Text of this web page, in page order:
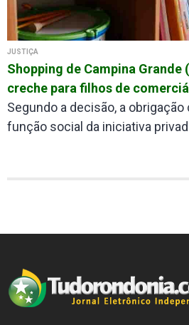
JUSTIÇA
Shopping de Campina Grande
creche para filhos de
Segundo a decisão, a
função social da iniciativa